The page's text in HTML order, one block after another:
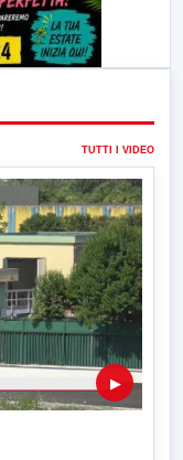
TUTTI I VIDEO
▶